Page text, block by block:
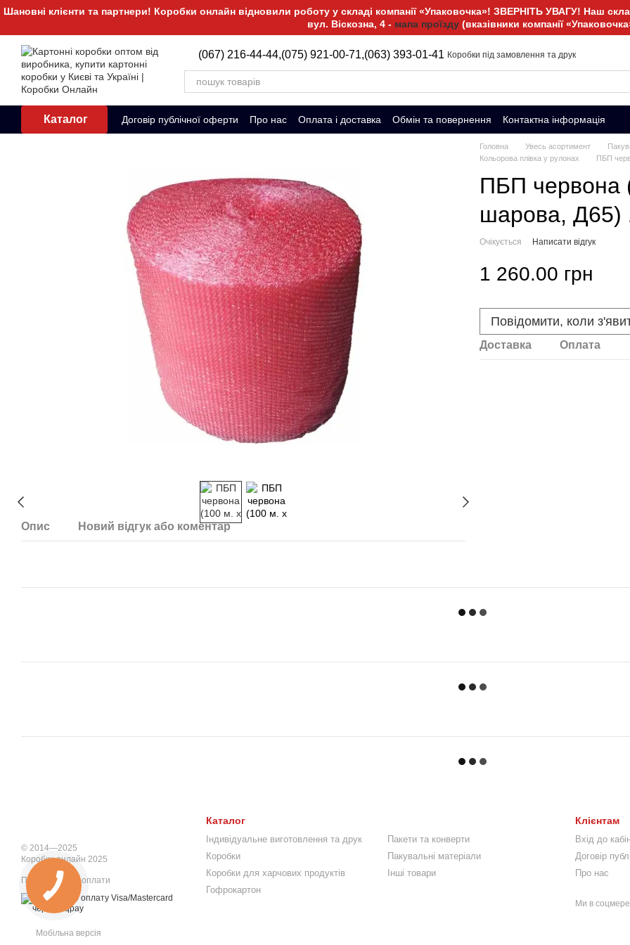
Перейти до основного контенту
Шановні клієнти та партнери! Коробки онлайн відновили роботу у складі компанії «Упаковочка»! ЗВЕРНІТЬ УВАГУ! Наш
вул. Віскозна, 4 - мапа проїзду (вказівники компанії
(067) 216-44-44,(075) 921-00-71,(063) 393-01-41 Коробки під замовлення та друк
Каталог Договір публічної оферти Про нас Оплата і доставка Обмін та повернення Контактна інформація
Опис Новий відгук або коментар
Головна Увесь асортимент
Кольорова плівка у рулонах
ПБП
ПБП червона
шарова, Д65)
Очікується Написати відгук
1 260.00 грн
Повідомити, коли
Доставка Оплата
© 2014—2025
Коробки онлайн 2025
Приймаємо до оплати
Мобільна версія
Каталог
Індивідуальне виготовлення та друк
Коробки
Коробки для харчових продуктів
Гофрокартон
Пакети та конверти
Пакувальні матеріали
Інші товари
Клієнтам
Вхід до
Договір
Про нас
Ми в